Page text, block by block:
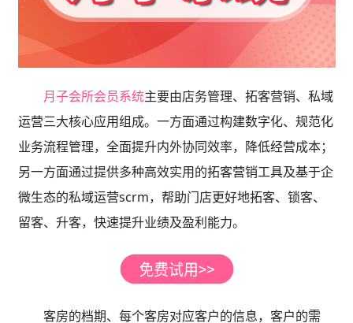
月子会所会员系统主要由店务管理、拓客营销、私域
运营三大核心应用组成。一方面通过构建数字化、规范化
业务流程管理，全面提升内外协同效率，降低经营成本；
另一方面通过提供多种高效实用的拓客营销工具及基于企
微生态的私域运营scrm，帮助门店更好地拓客、锁客、
留客、升客，快速提升业绩及盈利能力。
客房的档期、每个客房对应客户的信息，客户的需